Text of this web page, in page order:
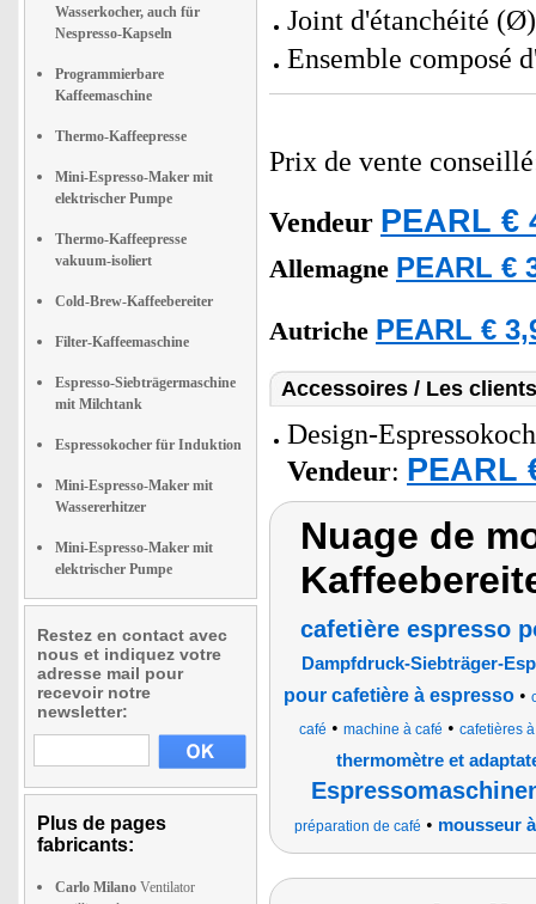
Wasserkocher, auch für
Nespresso-Kapseln
Programmierbare
Kaffeemaschine
Thermo-Kaffeepresse
Mini-Espresso-Maker mit
elektrischer Pumpe
Thermo-Kaffeepresse
vakuum-isoliert
Cold-Brew-Kaffeebereiter
Filter-Kaffeemaschine
Espresso-Siebträgermaschine
mit Milchtank
Espressokocher für Induktion
Mini-Espresso-Maker mit
Wassererhitzer
Mini-Espresso-Maker mit
elektrischer Pumpe
Restez en contact avec
nous et indiquez votre
adresse mail pour
recevoir notre
newsletter:
Plus de pages
fabricants:
Carlo Milano Ventilator
Joint d'étanchéité
Ensemble composé
Prix de vente
Vendeur PEARL €
Allemagne PEARL €
Autriche PEARL €
Accessoires / Les
Design-
Vendeur: PEARL
Nuage de
cafetière espresso
Dampfdruck-Siebträger-
pour cafetière à espresso•
café • machine à café • cafetières
thermomètre et
préparation de café • mousseur